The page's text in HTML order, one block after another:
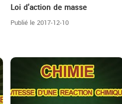
Loi d'action de masse
Publié le 2017-12-10